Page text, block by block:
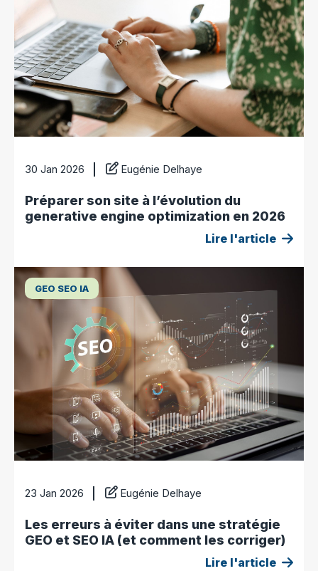
30 Jan 2026 Eugénie Delhaye
Préparer son site à l’évolution du
generative engine optimization en 2026
Lire l'article
GEO SEO IA
23 Jan 2026 Eugénie Delhaye
Les erreurs à éviter dans une stratégie
GEO et SEO IA (et comment les corriger)
Lire l'article